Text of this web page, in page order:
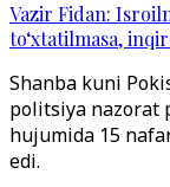
Vazir Fidan:
to‘xtatilmasa,
Shanba kuni
politsiya nazorat
hujumida 15
edi.